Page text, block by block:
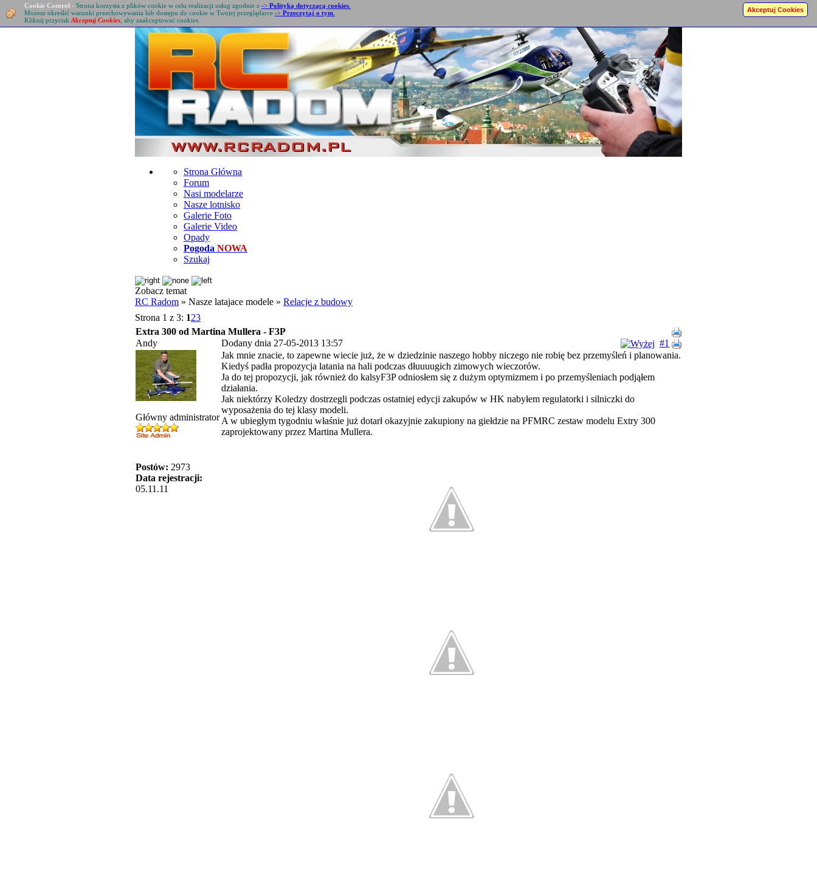
Strona Główna
Forum
Nasi modelarze
Nasze lotnisko
Galerie Foto
Galerie Video
Opady
Pogoda NOWA
Szukaj
Cookie Control - Strona korzysta z plików cookie w celu realizacji usług zgodnie z -> Polityką dotyczącą cookies
Możesz określić warunki przechowywania lub dostępu do cookie w Twojej przeglądarce -> Przeczytaj o tym
Kliknij przycisk Akceptuj Cookies , aby zaakceptować cookies.
Zobacz temat
RC Radom » Nasze latajace modele » Relacje z budowy
Strona 1 z 3: 123
Extra 300 od Martina Mullera - F3P
Andy
#1
Dodany dnia 27-05-2013 13:57
Główny administrator
Postów: 2973
Data rejestracji:
05.11.11
Jak mnie znacie, to zapewne wiecie już, że w dziedzinie naszego hobby niczego nie robię bez przemyśleń i planowania.
Kiedyś padła propozycja latania na hali podczas dłuuuugich zimowych wieczorów.
Ja do tej propozycji, jak również do kalsyF3P odniosłem się z dużym optymizmem i po przemyśleniach podjąłem
działania.
Jak niektórzy Koledzy dostrzegli podczas ostatniej edycji zakupów w HK nabyłem regulatorki i silniczki do
wyposażenia do tej klasy modeli.
A w ubiegłym tygodniu właśnie już dotarł okazyjnie zakupiony na giełdzie na PFMRC zestaw modelu Extry 300
zaprojektowany przez Martina Mullera.